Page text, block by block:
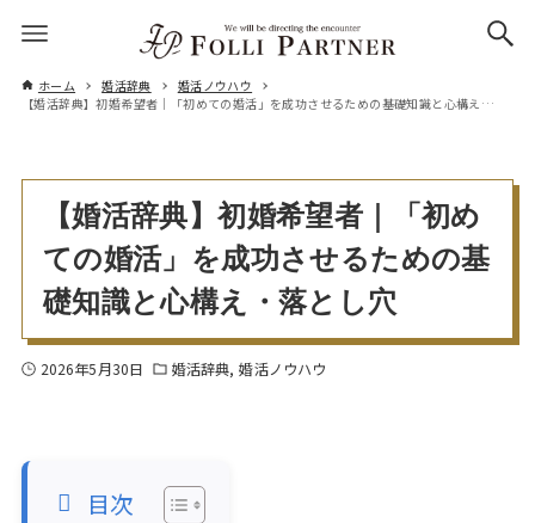
ホーム 婚活辞典
婚活ノウハウ
【婚活辞典】初婚希望者｜「初めての婚活」を成功させるための基礎知識と心構え・落とし穴
【婚活辞典】初婚希望者｜「初め
ての婚活」を成功させるための基
礎知識と心構え・落とし穴
2026年5月30日 婚活辞典 婚活ノウハウ
目次